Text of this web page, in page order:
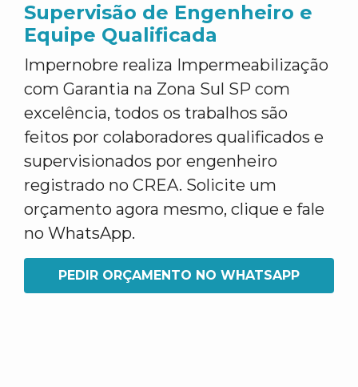
Supervisão de Engenheiro e
Equipe Qualificada
Impernobre realiza Impermeabilização
com Garantia na Zona Sul SP com
excelência, todos os trabalhos são
feitos por colaboradores qualificados e
supervisionados por engenheiro
registrado no CREA. Solicite um
orçamento agora mesmo, clique e fale
no WhatsApp.
PEDIR ORÇAMENTO NO WHATSAPP